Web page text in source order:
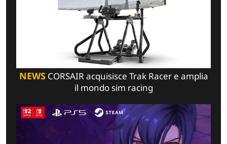
NEWSCORSAIR acquisisce Trak Racer e amplia
il mondo sim racing